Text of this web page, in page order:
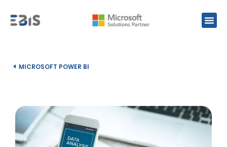
MICROSOFT POWER BI